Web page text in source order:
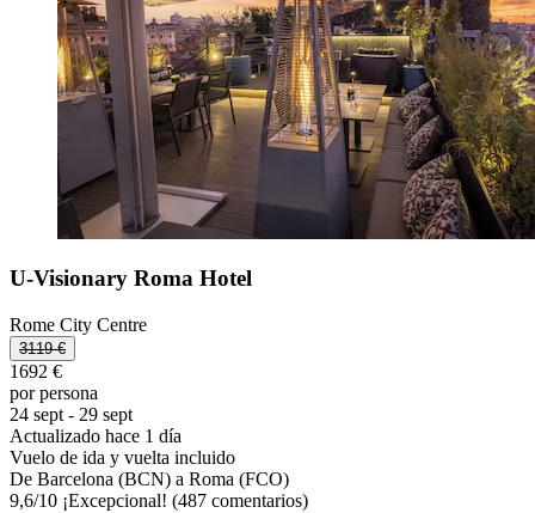
U-Visionary Roma Hotel
Rome City Centre
3119 €
1692 €
por persona
24 sept - 29 sept
Actualizado hace 1 día
Vuelo de ida y vuelta incluido
De Barcelona (BCN) a Roma (FCO)
9,6/10 ¡Excepcional! (487 comentarios)